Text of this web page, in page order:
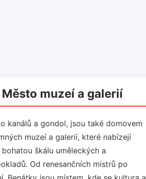
muzeí a galerií
kanálů a gondol, jsou také domovem
muzeí a galerií, které nabízejí
škálu uměleckých a
Od renesančních mistrů po